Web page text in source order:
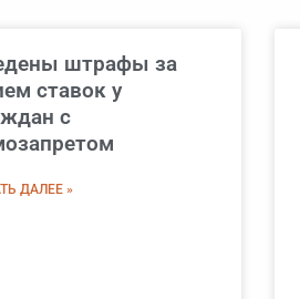
штрафы за
ставок у
с
ДАЛЕЕ »